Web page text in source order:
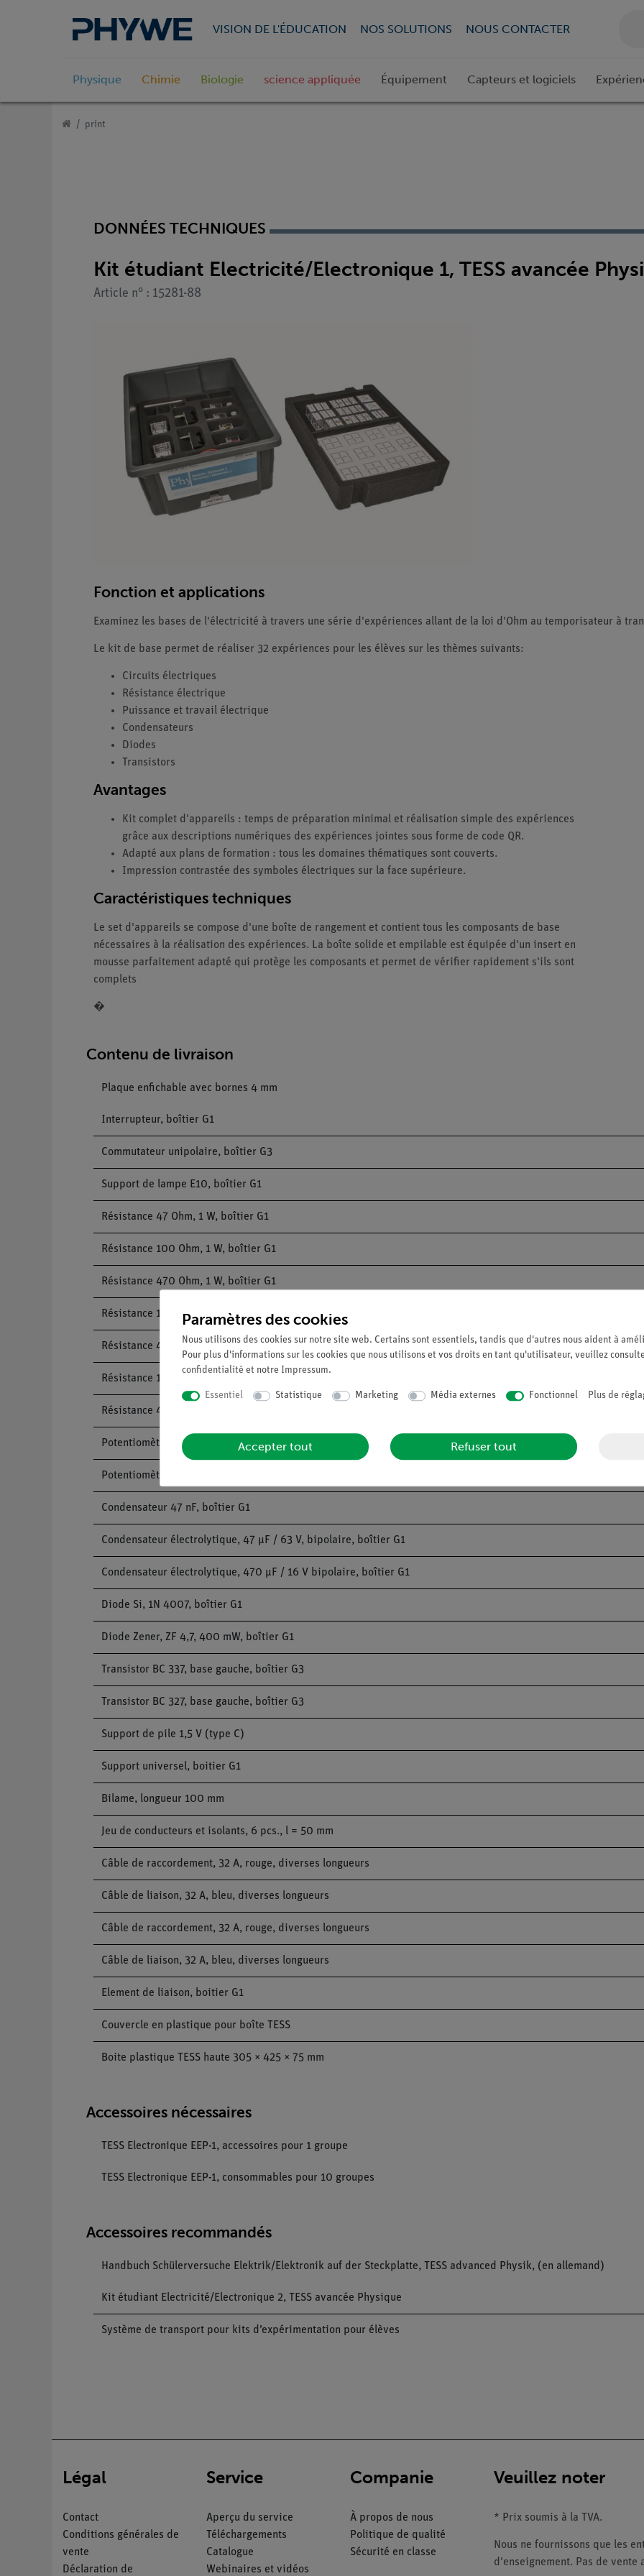
VISION DE L'ÉDUCATION NOS SOLUTIONS NOUS CONTACTER
Physique Chimie Biologie science appliquée Équipement Capteurs et logiciels
print
DONNÉES TECHNIQUES
Kit étudiant Electricité/Electronique 1, TESS avancée
Article n° : 15281-88
Fonction et applications
Examinez les bases de l'électricité à travers une série d'expériences allant de la loi d'Ohm au temporisateur à
Le kit de base permet de réaliser 32 expériences pour les élèves sur les thèmes suivants:
Circuits électriques
Résistance électrique
Puissance et travail électrique
Condensateurs
Diodes
Transistors
Avantages
Kit complet d'appareils : temps de préparation minimal et réalisation simple des expériences
grâce aux descriptions numériques des expériences jointes sous forme de code QR.
Adapté aux plans de formation : tous les domaines thématiques sont couverts.
Impression contrastée des symboles électriques sur la face supérieure.
Caractéristiques techniques
Le set d'appareils se compose d'une boîte de rangement et contient tous les composants de base
nécessaires à la réalisation des expériences. La boîte solide et empilable est équipée d'un insert en
mousse parfaitement adapté qui protège les composants et permet de vérifier rapidement s'ils sont
complets
�
Contenu de livraison
Plaque enfichable avec bornes 4 mm
Interrupteur, boîtier G1
Commutateur unipolaire, boîtier G3
Support de lampe E10, boîtier G1
Résistance 47 Ohm, 1 W, boîtier G1
Résistance 100 Ohm, 1 W, boîtier G1
Résistance 470 Ohm, 1 W, boîtier G1
Résistance 1 kOhm, 1 W, boîtier G1
Résistance 4,7 kOhm, 1 W, boîtier G1
Résistance 10 kOhm, 1 W, boîtier G1
Résistance 47 kOhm, 1 W, boîtier G1
Potentiomètre 250 Ohm, 4W, boîtier G3
Potentiomètre 10 kOhm, boîtier G1
Condensateur 47 nF, boîtier G1
Condensateur électrolytique, 47 µF / 63 V, bipolaire, boîtier G1
Condensateur électrolytique, 470 µF / 16 V bipolaire, boîtier G1
Diode Si, 1N 4007, boîtier G1
Diode Zener, ZF 4,7, 400 mW, boîtier G1
Transistor BC 337, base gauche, boîtier G3
Transistor BC 327, base gauche, boîtier G3
Support de pile 1,5 V (type C)
Support universel, boitier G1
Bilame, longueur 100 mm
Jeu de conducteurs et isolants, 6 pcs., l = 50 mm
Câble de raccordement, 32 A, rouge, diverses longueurs
Câble de liaison, 32 A, bleu, diverses longueurs
Câble de raccordement, 32 A, rouge, diverses longueurs
Câble de liaison, 32 A, bleu, diverses longueurs
Element de liaison, boitier G1
Couvercle en plastique pour boîte TESS
Boite plastique TESS haute 305 × 425 × 75 mm
Accessoires nécessaires
TESS Electronique EEP-1, accessoires pour 1 groupe
TESS Electronique EEP-1, consommables pour 10 groupes
Accessoires recommandés
Handbuch Schülerversuche Elektrik/Elektronik auf der Steckplatte, TESS advanced Physik, (en allemand)
Kit étudiant Electricité/Electronique 2, TESS avancée Physique
Système de transport pour kits d’expérimentation pour élèves
Légal
Contact
Conditions générales de
vente
Déclaration de
Service
Aperçu du service
Téléchargements
Catalogue
Webinaires et vidéos
Companie
À propos de nous
Politique de qualité
Sécurité en classe
Veuillez noter
* Prix soumis à la TVA.
Nous ne fournissons que les
d'enseignement. Pas de vente
Paramètres des cookies
Nous utilisons des cookies sur notre site web. Certains sont essentiels, tandis que d'autres nous aident à
Pour plus d'informations sur les cookies que nous utilisons et vos droits en tant qu'utilisateur, veuillez
confidentialité et notre Impressum.
Essentiel Statistique Marketing Média externes Fonctionnel Plus de
Accepter tout Refuser tout